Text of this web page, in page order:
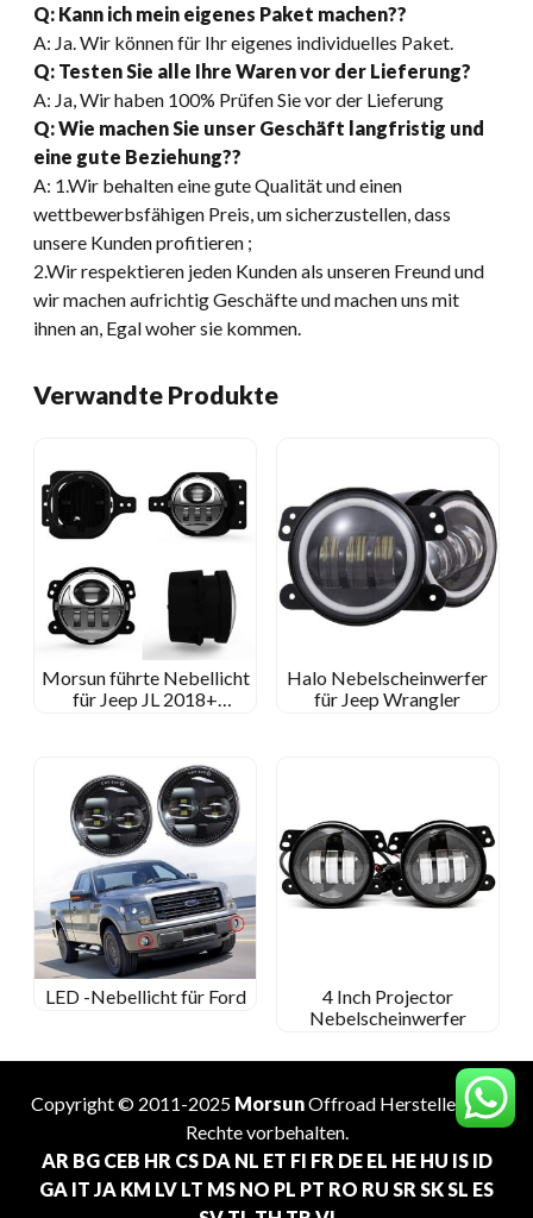
Q: Kann ich mein eigenes Paket machen??
A: Ja. Wir können für Ihr eigenes individuelles Paket.
Q: Testen Sie alle Ihre Waren vor der Lieferung?
A: Ja, Wir haben 100% Prüfen Sie vor der Lieferung
Q: Wie machen Sie unser Geschäft langfristig und
eine gute Beziehung??
A: 1.Wir behalten eine gute Qualität und einen
wettbewerbsfähigen Preis, um sicherzustellen, dass
unsere Kunden profitieren ;
2.Wir respektieren jeden Kunden als unseren Freund und
wir machen aufrichtig Geschäfte und machen uns mit
ihnen an, Egal woher sie kommen.
Verwandte Produkte
Morsun führte Nebellicht
für Jeep JL 2018+
Halo Nebelscheinwerfer
für Jeep Wrangler
LED -Nebellicht für Ford
4 Inch Projector
Nebelscheinwerfer
Copyright © 2011-2025 MorsunOffroad Hersteller . Alle
Rechte vorbehalten.
AR BG CEB HR CS DA NL ET FI FR DE EL HE HU IS ID
GA IT JA KM LV LT MS NO PL PT RO RU SR SKSL ES